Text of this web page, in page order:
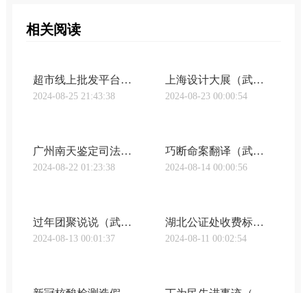
相关阅读
超市线上批发平台有哪些品牌（武汉亲子鉴定undefined谁是最大的线上超市，天猫和京东又打成了口水战｜钛晨报）
2024-08-25 21:43:38
上海设计大展（武汉亲子鉴定undefined“上海设计10×10”全球设计高峰会，聚焦未来设计）
2024-08-23 00:00:54
广州南天鉴定司法中心（武汉明鉴亲子鉴定《广东南天司法鉴定实录》第2期“真假孙子”之谜）
2024-08-22 01:23:38
巧断命案翻译（武汉明鉴亲子鉴定巧断争子案）
2024-08-14 00:00:56
过年团聚说说（武汉咸宁亲子鉴定新年的团聚：27年在路上的父亲，终于找到儿子）
2024-08-13 00:01:37
湖北公证处收费标准（武汉亲子鉴定加急湖北公证处-在线申办公证）
2024-08-11 00:02:54